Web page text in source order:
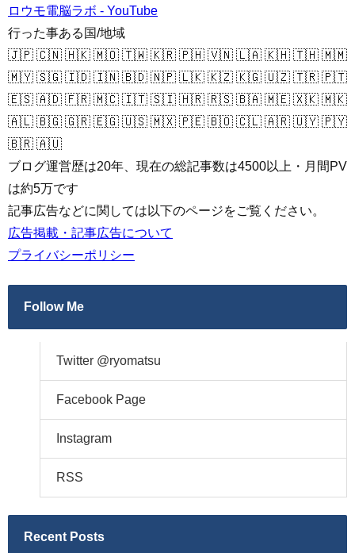
ロウモ電脳ラボ - YouTube
行った事ある国/地域
🇯🇵 🇨🇳 🇭🇰 🇲🇴 🇹🇼 🇰🇷 🇵🇭 🇻🇳 🇱🇦 🇰🇭 🇹🇭 🇲🇲
🇲🇾 🇸🇬 🇮🇩 🇮🇳 🇧🇩 🇳🇵 🇱🇰 🇰🇿 🇰🇬 🇺🇿 🇹🇷 🇵🇹
🇪🇸 🇦🇩 🇫🇷 🇲🇨 🇮🇹 🇸🇮 🇭🇷 🇷🇸 🇧🇦 🇲🇪 🇽🇰 🇲🇰
🇦🇱 🇧🇬 🇬🇷 🇪🇬 🇺🇸 🇲🇽 🇵🇪 🇧🇴 🇨🇱 🇦🇷 🇺🇾 🇵🇾
🇧🇷 🇦🇺
ブログ運営歴は20年、現在の総記事数は4500以上・月間PV
は約5万です
記事広告などに関しては以下のページをご覧ください。
広告掲載・記事広告について
プライバシーポリシー
Follow Me
Twitter @ryomatsu
Facebook Page
Instagram
RSS
Recent Posts